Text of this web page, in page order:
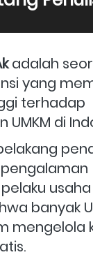
adalah
yang
terhadap
di
usaha
banyak
mengelola